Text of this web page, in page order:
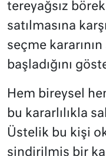
tereyağsız
satılmasına
seçme
başladığını
Hem bireysel
bu kararlılıkla
Üstelik bu kişi
sindirilmiş bir